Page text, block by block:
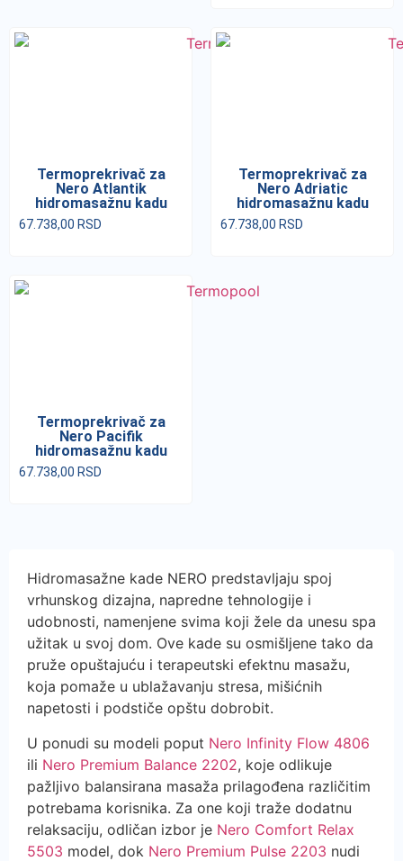
Termoprekrivač za
Nero Atlantik
hidromasažnu kadu
67.738,00 RSD
Termoprekrivač za
Nero Adriatic
hidromasažnu kadu
67.738,00 RSD
Termoprekrivač za
Nero Pacifik
hidromasažnu kadu
67.738,00 RSD
Hidromasažne kade NERO predstavljaju spoj
vrhunskog dizajna, napredne tehnologije i
udobnosti, namenjene svima koji žele da unesu spa
užitak u svoj dom. Ove kade su osmišljene tako da
pruže opuštajuću i terapeutski efektnu masažu,
koja pomaže u ublažavanju stresa, mišićnih
napetosti i podstiče opštu dobrobit.
U ponudi su modeli poput Nero Infinity Flow 4806
ili Nero Premium Balance 2202, koje odlikuje
pažljivo balansirana masaža prilagođena različitim
potrebama korisnika. Za one koji traže dodatnu
relaksaciju, odličan izbor je Nero Comfort Relax
5503 model, dok Nero Premium Pulse 2203 nudi